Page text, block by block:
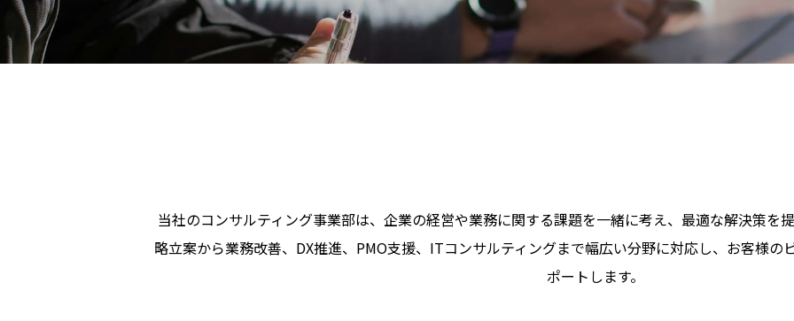
当社のコンサルティング事業部は、企業の経営や業務に関する課題を一緒に考え、最適な解決策を
略立案から業務改善、DX推進、PMO支援、ITコンサルティングまで幅広い分野に対応し、お客様の
ポートします。